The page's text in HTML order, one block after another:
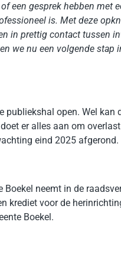
een gesprek hebben met
is. Met deze
in prettig contact tussen
we nu een volgende
publiekshal open. Wel
er alles aan om
eind 2025 afgerond.
Boekel neemt in de
krediet voor de
Boekel.